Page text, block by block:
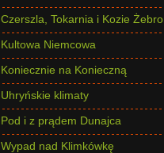
Czerszla, Tokarnia i Kozie Żebro
Kultowa Niemcowa
Koniecznie na Konieczną
Uhryńskie klimaty
Pod i z prądem Dunajca
Wypad nad Klimkówkę